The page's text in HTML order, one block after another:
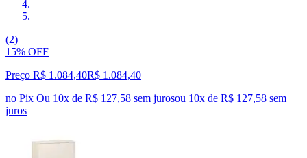
(2)
15% OFF
Preço R$ 1.084,40R$ 1.084,40
no Pix Ou 10x de R$ 127,58 sem jurosou 10x de R$ 127,58 sem
juros